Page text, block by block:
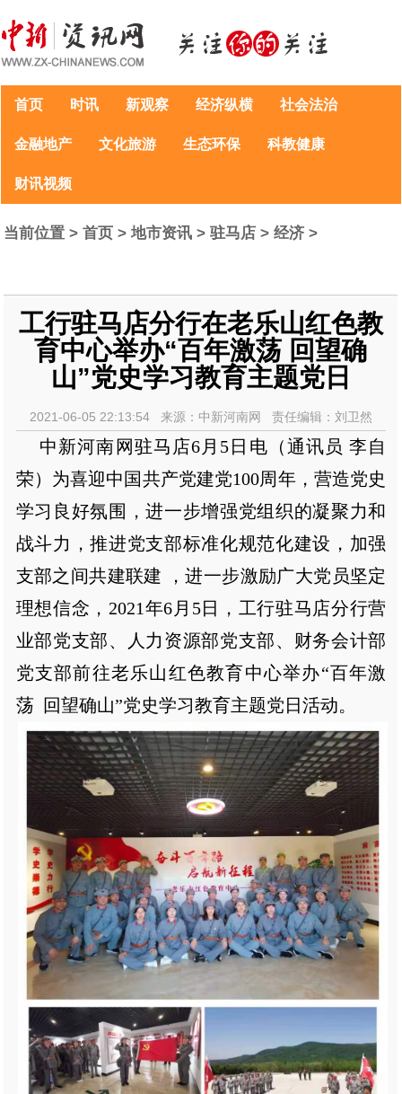
首页 时讯 新观察 经济纵横 社会法治
金融地产 文化旅游 生态环保 科教健康
财讯视频
当前位置 >首页 >地市资讯 >驻马店 >经济 >
工行驻马店分行在老乐山红色教
育中心举办“百年激荡 回望确
山”党史学习教育主题党日
2021-06-05 22:13:54 来源：中新河南网 责任编辑：刘卫然
中新河南网驻马店6月5日电（通讯员 李自
荣）为喜迎中国共产党建党100周年，营造党史
学习良好氛围，进一步增强党组织的凝聚力和
战斗力，推进党支部标准化规范化建设，加强
支部之间共建联建 ，进一步激励广大党员坚定
理想信念，2021年6月5日，工行驻马店分行营
业部党支部、人力资源部党支部、财务会计部
党支部前往老乐山红色教育中心举办“百年激
荡 回望确山”党史学习教育主题党日活动。